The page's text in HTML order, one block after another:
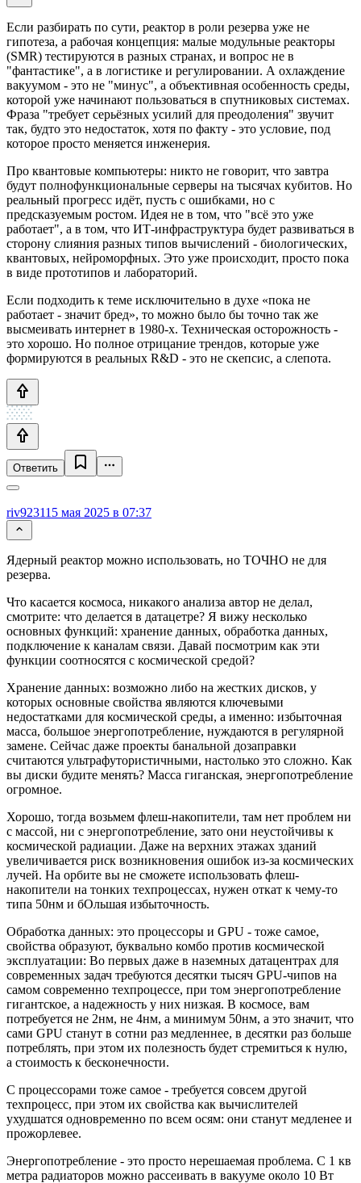
Если разбирать по сути, реактор в роли резерва уже не
гипотеза, а рабочая концепция: малые модульные реакторы
(SMR) тестируются в разных странах, и вопрос не в
"фантастике", а в логистике и регулировании. А охлаждение
вакуумом - это не "минус", а объективная особенность среды,
которой уже начинают пользоваться в спутниковых системах.
Фраза "требует серьёзных усилий для преодоления" звучит
так, будто это недостаток, хотя по факту - это условие, под
которое просто меняется инженерия.
Про квантовые компьютеры: никто не говорит, что завтра
будут полнофункциональные серверы на тысячах кубитов. Но
реальный прогресс идёт, пусть с ошибками, но с
предсказуемым ростом. Идея не в том, что "всё это уже
работает", а в том, что ИТ-инфраструктура будет развиваться в
сторону слияния разных типов вычислений - биологических,
квантовых, нейроморфных. Это уже происходит, просто пока
в виде прототипов и лабораторий.
Если подходить к теме исключительно в духе «пока не
работает - значит бред», то можно было бы точно так же
высмеивать интернет в 1980-х. Техническая осторожность -
это хорошо. Но полное отрицание трендов, которые уже
формируются в реальных R&D - это не скепсис, а слепота.
Ответить
riv923115 мая 2025 в 07:37
Ядерный реактор можно использовать, но ТОЧНО не для
резерва.
Что касается космоса, никакого анализа автор не делал,
смотрите: что делается в датацетре? Я вижу несколько
основных функций: хранение данных, обработка данных,
подключение к каналам связи. Давай посмотрим как эти
функции соотносятся с космической средой?
Хранение данных: возможно либо на жестких дисков, у
которых основные свойства являются ключевыми
недостатками для космической среды, а именно: избыточная
масса, большое энергопотребление, нуждаются в регулярной
замене. Сейчас даже проекты банальной дозаправки
считаются ультрафутористичными, настолько это сложно. Как
вы диски будите менять? Масса гиганская, энергопотребление
огромное.
Хорошо, тогда возьмем флеш-накопители, там нет проблем ни
с массой, ни с энергопотребление, зато они неустойчивы к
космической радиации. Даже на верхних этажах зданий
увеличивается риск возникновения ошибок из-за космических
лучей. На орбите вы не сможете использовать флеш-
накопители на тонких техпроцессах, нужен откат к чему-то
типа 50нм и бОльшая избыточность.
Обработка данных: это процессоры и GPU - тоже самое,
свойства образуют, буквально комбо против космической
эксплуатации: Во первых даже в наземных датацентрах для
современных задач требуются десятки тысяч GPU-чипов на
самом современно техпроцессе, при том энергопотребление
гигантское, а надежность у них низкая. В космосе, вам
потребуется не 2нм, не 4нм, а минимум 50нм, а это значит, что
сами GPU станут в сотни раз медленнее, в десятки раз больше
потреблять, при этом их полезность будет стремиться к нулю,
а стоимость к бесконечности.
С процессорами тоже самое - требуется совсем другой
техпроцесс, при этом их свойства как вычислителей
ухудшатся одновременно по всем осям: они станут медленее и
прожорлевее.
Энергопотребление - это просто нерешаемая проблема. С 1 кв
метра радиаторов можно рассеивать в вакууме около 10 Вт